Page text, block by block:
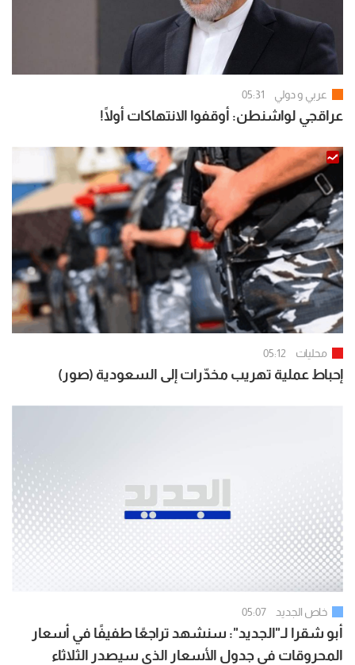
عربي و دولي 05:31
عراقجي لواشنطن: أوقفوا الانتهاكات أولًا!
محليات 05:12
إحباط عملية تهريب مخدّرات إلى السعودية (صور)
خاص الجديد 05:07
أبو شقرا لـ"الجديد": سنشهد تراجعًا طفيفًا في أسعار
المحروقات في جدول الأسعار الذي سيصدر الثلاثاء